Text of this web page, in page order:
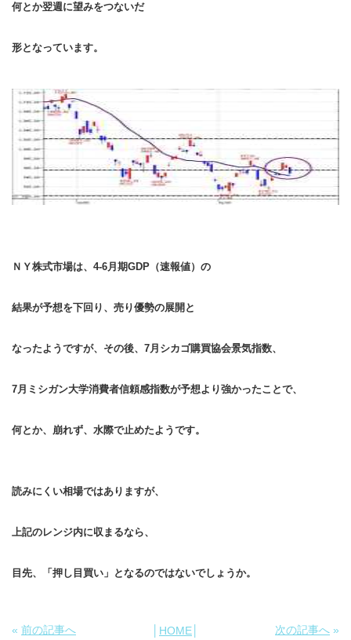
何とか翌週に望みをつないだ
形となっています。
ＮＹ株式市場は、 4-6月期GDP（速報値）の
結果が予想を下回り、売り優勢の展開と
なったようですが、その後、 7月シカゴ購買協会景気指数、
7月ミシガン大学消費者信頼感指数が予想より強かったことで、
何とか、崩れず、水際で止めたようです。
読みにくい相場ではありますが、
上記のレンジ内に収まるなら、
目先、「押し目買い」となるのではないでしょうか。
« 前の記事へ HOME│ 次の記事へ »